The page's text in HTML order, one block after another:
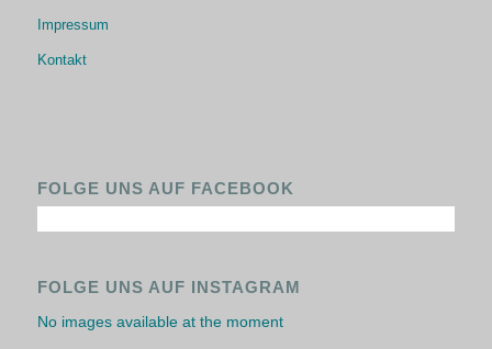
Impressum
Kontakt
FOLGE UNS AUF FACEBOOK
FOLGE UNS AUF INSTAGRAM
No images available at the moment